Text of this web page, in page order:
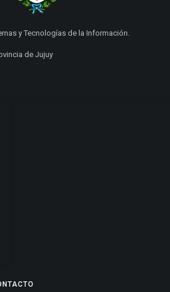
y Tecnologías de la Información.
de Jujuy